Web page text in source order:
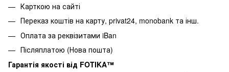
Карткою на сайті
Переказ коштів на карту, privat24, monobank та інш.
Оплата за реквізитами iBan
Післяплатою (Нова пошта)
Гарантія якості від FOTIKA™